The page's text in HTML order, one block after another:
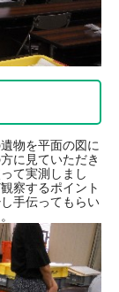
物を平面の図に
に見ていただき
て実測しまし
察するポイント
手伝ってもらい